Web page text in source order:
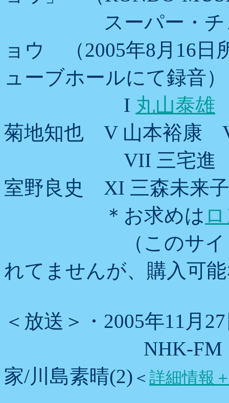
スーパー・チェロ
ョウ （2005年8月16
ューブホールにて録音）
I 丸山泰雄
菊地知也 V 山本裕康
VII 三宅進 VIII
室野良史 XI 三森未来
＊お求めは
（このサイトで
れてませんが、購入可
＜放送＞・2005年11月
NHK-FM「現代
家/川島素晴(2) ＜ 詳細情報